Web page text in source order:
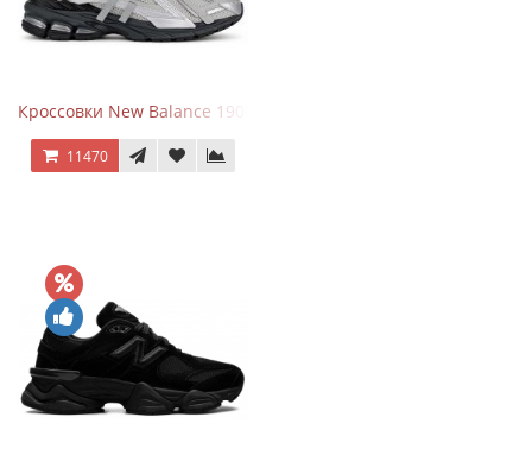
Кроссовки New Balance 1906 Black Silver Metallic
11470